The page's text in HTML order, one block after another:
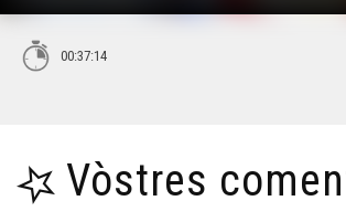
00:37:14
Vòstres